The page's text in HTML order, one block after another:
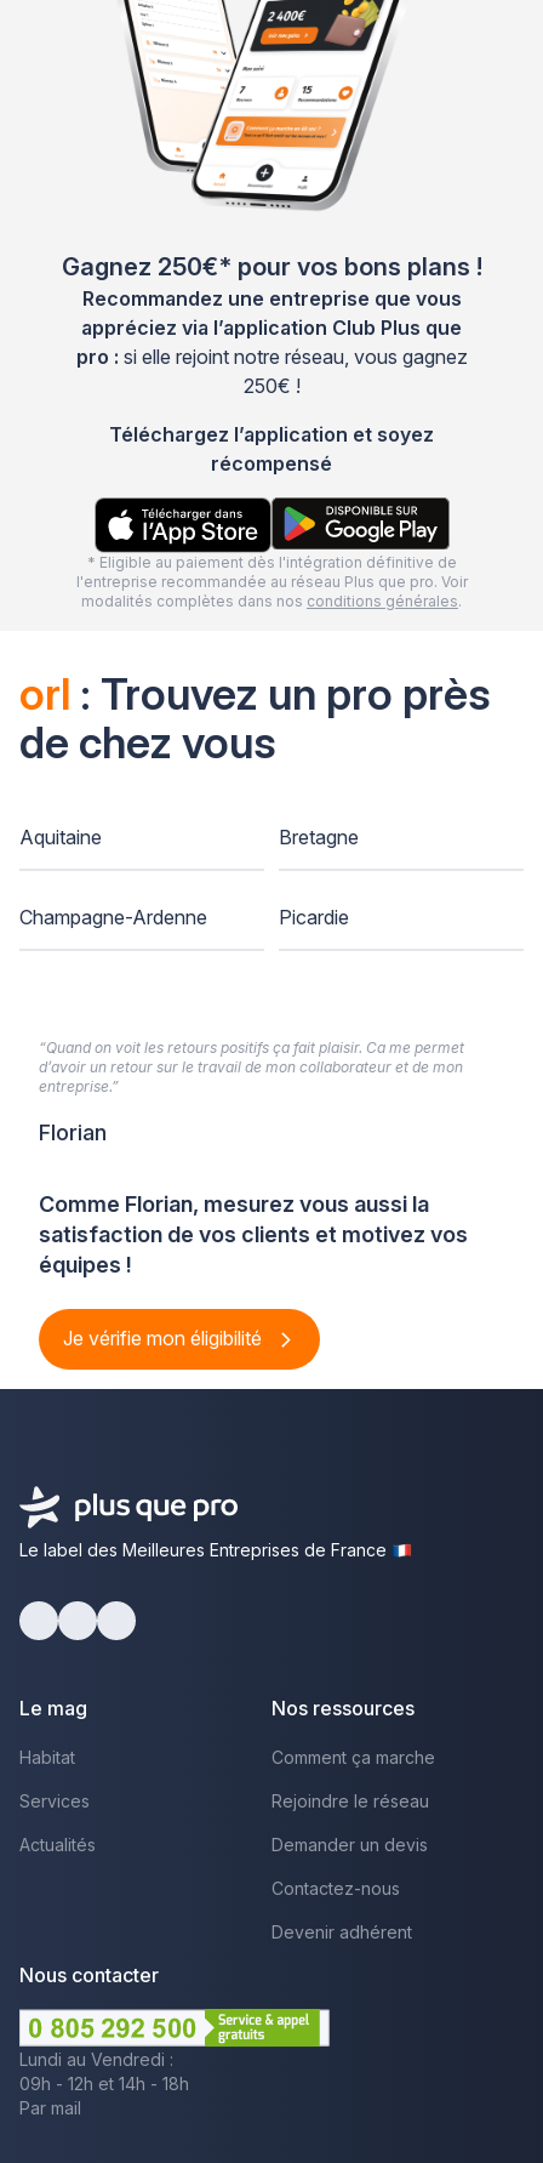
Gagnez 250€* pour vos bons plans !
Recommandez une entreprise que vous
appréciez via l’application Club Plus que
pro : si elle rejoint notre réseau, vous gagnez
250€ !
Téléchargez l’application et soyez
récompensé
* Eligible au paiement dès l'intégration définitive de
l'entreprise recommandée au réseau Plus que pro. Voir
modalités complètes dans nos conditions générales.
orl : Trouvez un pro près
de chez vous
Aquitaine Bretagne
Champagne-Ardenne Picardie
Comme Florian, mesurez vous aussi la
satisfaction de vos clients et motivez vos
équipes !
Je vérifie mon éligibilité
“Quand on voit les retours positifs ça fait plaisir. Ca me permet
d’avoir un retour sur le travail de mon collaborateur et de mon
entreprise.”
Florian
Le label des Meilleures Entreprises de France
Le mag
Habitat
Services
Actualités
Nos ressources
Comment ça marche
Rejoindre le réseau
Demander un devis
Contactez-nous
Devenir adhérent
Nous contacter
Lundi au Vendredi :
09h - 12h et 14h - 18h
Par mail